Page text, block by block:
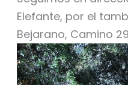
Elefante, por el
Bejarano, Camino